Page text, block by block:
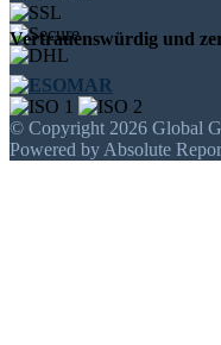
Vertrauenswürdig und
© Copyright 2026 Global
Powered by Absolute